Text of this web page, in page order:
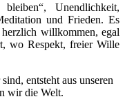
Unendlichkeit,
und Frieden. Es
willkommen, egal
wo Respekt, freier Wille
entsteht aus unseren
wir die Welt.